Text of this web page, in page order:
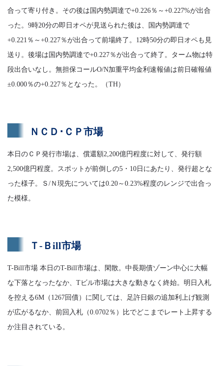
合って寄り付き。その後は国内勢調達で+0.226％～+0.227%が出合
った。9時20分の即日オペが見送られた後は、国内勢調達で
+0.221％～+0.227％が出合って前場終了。12時50分の即日オペも見
送り。後場は国内勢調達で+0.227％が出合って終了。ターム物は特
段出合いなし。無担保コールO/N加重平均金利速報値は前日確報値
±0.000％の+0.227％となった。（TH）
ＮＣＤ･ＣＰ市場
本日のＣＰ発行市場は、償還額2,200億円程度に対して、発行額
2,500億円程度。スポットが前倒しの5・10日にあたり、発行超とな
った様子。Ｓ/Ｎ現先については0.20～0.23%程度のレンジで出合っ
た模様。
Ｔ-Ｂill市場
T-Bill市場 本日のT-Bill市場は、閑散。中長期債ゾーン中心に大幅
な下落となったなか、Tビル市場は大きな動きなく終始。明日入札
を控える6M（1267回債）に関しては、足許日銀の追加利上げ観測
が広がるなか、前回入札（0.0702％）比でどこまでレート上昇する
か注目されている。